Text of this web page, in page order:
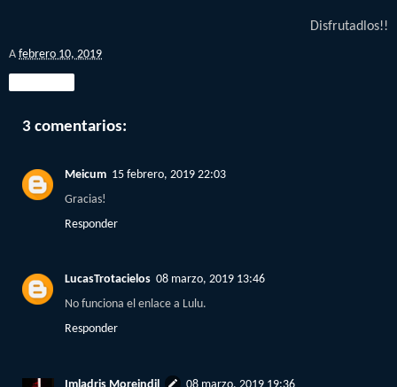
Disfrutadlos!!
A febrero 10, 2019
3 comentarios:
Meicum 15 febrero, 2019 22:03
Gracias!
Responder
LucasTrotacielos 08 marzo, 2019 13:46
No funciona el enlace a Lulu.
Responder